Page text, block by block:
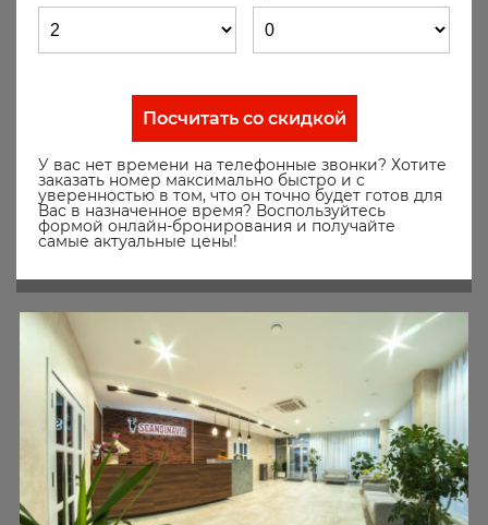
Посчитать со скидкой
У вас нет времени на телефонные звонки? Хотите
заказать номер максимально быстро и с
уверенностью в том, что он точно будет готов для
Вас в назначенное время? Воспользуйтесь
формой онлайн-бронирования и получайте
самые актуальные цены!